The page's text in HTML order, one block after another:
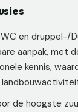
en
aanpak,
kennis,
de hoogste